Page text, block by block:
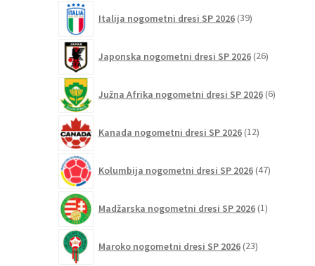
Italija nogometni dresi SP 2026 39izdelkov
Japonska nogometni dresi SP 2026 26izdelkov
Južna Afrika nogometni dresi SP 2026 6izdelkov
Kanada nogometni dresi SP 2026 12izdelkov
Kolumbija nogometni dresi SP 2026 47izdelkov
Madžarska nogometni dresi SP 2026 1izdelek
Maroko nogometni dresi SP 2026 23izdelkov